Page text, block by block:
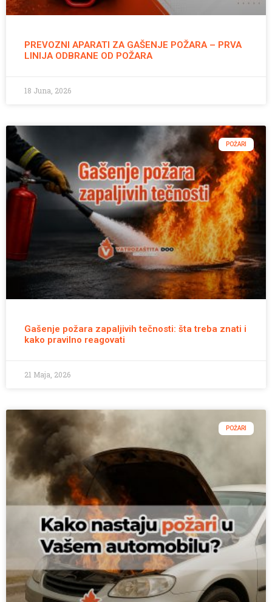
PREVOZNI APARATI ZA GAŠENJE POŽARA – PRVA
LINIJA ODBRANE OD POŽARA
18 Juna, 2026
POŽARI
Gašenje požara zapaljivih tečnosti: šta treba znati i
kako pravilno reagovati
21 Maja, 2026
POŽARI